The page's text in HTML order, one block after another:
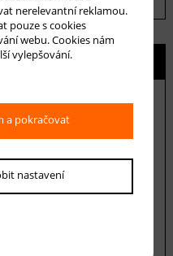
Hlídání ceny
nerelevantní reklamou.
pouze s cookies
webu. Cookies nám
vylepšování.
a pokračovat
nastavení